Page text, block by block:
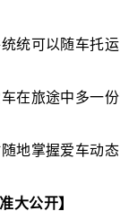
统可以随车托运
在旅途中多一份
地掌握爱车动
大公开】